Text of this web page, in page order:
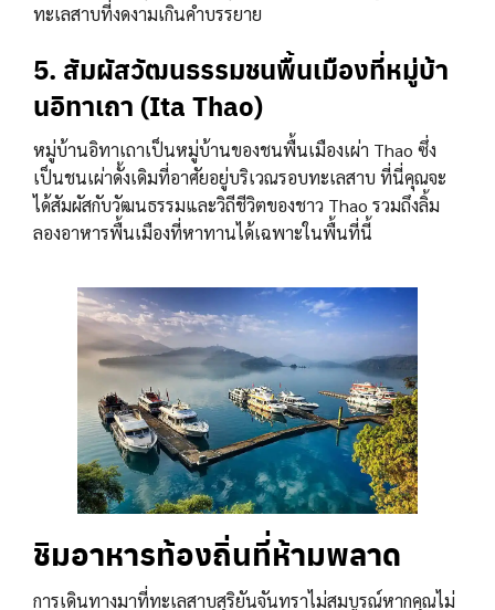
ทะเลสาบที่งดงามเกินคำบรรยาย
5. สัมผัสวัฒนธรรมชนพื้นเมืองที่หมู่บ้า
นอิทาเถา (Ita Thao)
หมู่บ้านอิทาเถาเป็นหมู่บ้านของชนพื้นเมืองเผ่า Thao ซึ่ง
เป็นชนเผ่าดั้งเดิมที่อาศัยอยู่บริเวณรอบทะเลสาบ ที่นี่คุณจะ
ได้สัมผัสกับวัฒนธรรมและวิถีชีวิตของชาว Thao รวมถึงลิ้ม
ลองอาหารพื้นเมืองที่หาทานได้เฉพาะในพื้นที่นี้
ชิมอาหารท้องถิ่นที่ห้ามพลาด
การเดินทางมาที่ทะเลสาบสุริยันจันทราไม่สมบูรณ์หากคุณไม่